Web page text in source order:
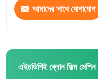
আমাদের সাথে যোগাযোগ
এইচডিপিই ব্লোন ফিল্ম মেশিন